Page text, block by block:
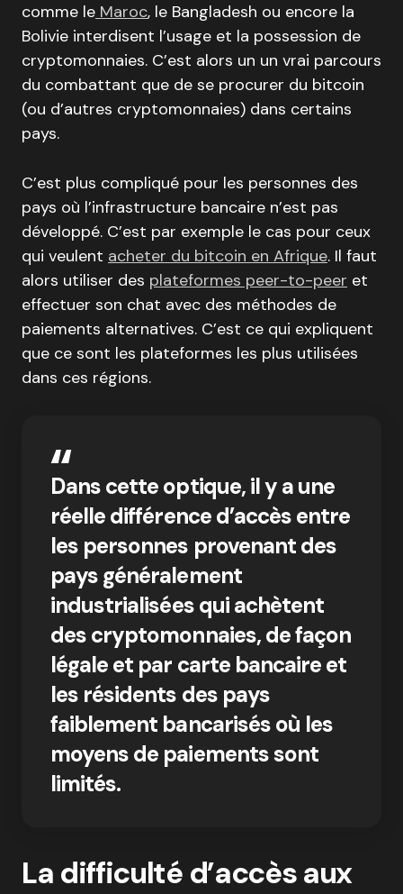
comme le Maroc, le Bangladesh ou encore la
Bolivie interdisent l’usage et la possession de
cryptomonnaies. C’est alors un un vrai parcours
du combattant que de se procurer du bitcoin
(ou d’autres cryptomonnaies) dans certains
pays.
C’est plus compliqué pour les personnes des
pays où l’infrastructure bancaire n’est pas
développé. C’est par exemple le cas pour ceux
qui veulent acheter du bitcoin en Afrique. Il faut
alors utiliser des plateformes peer-to-peer et
effectuer son chat avec des méthodes de
paiements alternatives. C’est ce qui expliquent
que ce sont les plateformes les plus utilisées
dans ces régions.
Dans cette optique, il y a une
réelle différence d’accès entre
les personnes provenant des
pays généralement
industrialisées qui achètent
des cryptomonnaies, de façon
légale et par carte bancaire et
les résidents des pays
faiblement bancarisés où les
moyens de paiements sont
limités.
La difficulté d’accès aux